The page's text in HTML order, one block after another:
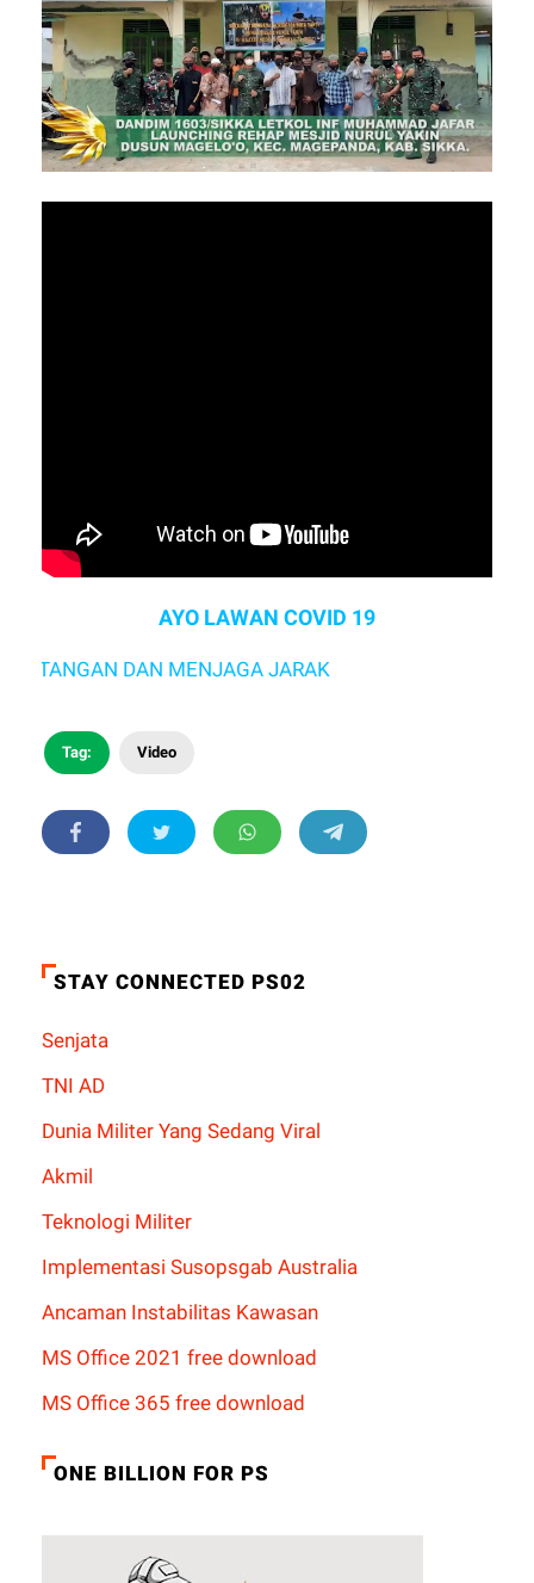
AYO LAWAN COVID 19
DAN MENJAGA JARAK
Tag: Video
STAY CONNECTED PS02
Senjata
TNI AD
Dunia Militer Yang Sedang Viral
Akmil
Teknologi Militer
Implementasi Susopsgab Australia
Ancaman Instabilitas Kawasan
MS Office 2021 free download
MS Office 365 free download
ONE BILLION FOR PS